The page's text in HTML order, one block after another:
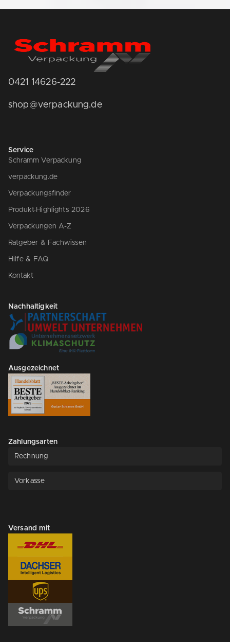
0421 14626-222
shop@verpackung.de
Service
Schramm Verpackung
verpackung.de
Verpackungsfinder
Produkt-Highlights 2026
Verpackungen A-Z
Ratgeber & Fachwissen
Hilfe & FAQ
Kontakt
Nachhaltigkeit
Ausgezeichnet
Zahlungsarten
Rechnung
Vorkasse
Versand mit